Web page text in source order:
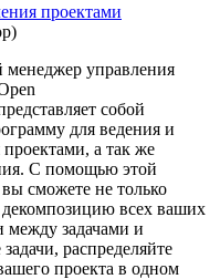
проектами
менеджер управления
собой
для ведения и
а так же
С помощью этой
сможете не только
декомпозицию всех ваших
между задачами и
распределяйте
проекта в одном